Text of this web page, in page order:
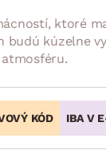
ktoré
kúzelne
KÓD IBA V